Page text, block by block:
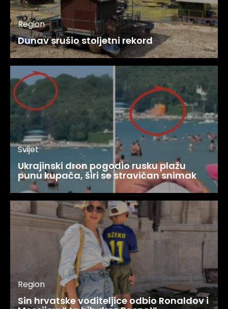
Region
Dunav srušio stoljetni rekord
Svijet
Ukrajinski dron pogodio rusku plažu
punu kupača, širi se stravičan snimak
Region
Sin hrvatske voditeljice odbio Ronaldov i